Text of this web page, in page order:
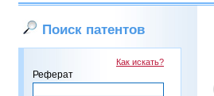
Поиск патентов
Как искать?
Реферат